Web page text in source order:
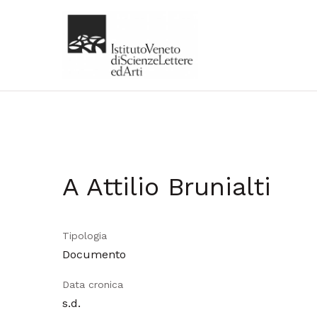
A Attilio Brunialti
Tipologia
Documento
Data cronica
s.d.